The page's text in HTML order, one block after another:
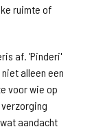
ruimte of
af. 'Pinderi'
alleen een
voor wie op
aandacht